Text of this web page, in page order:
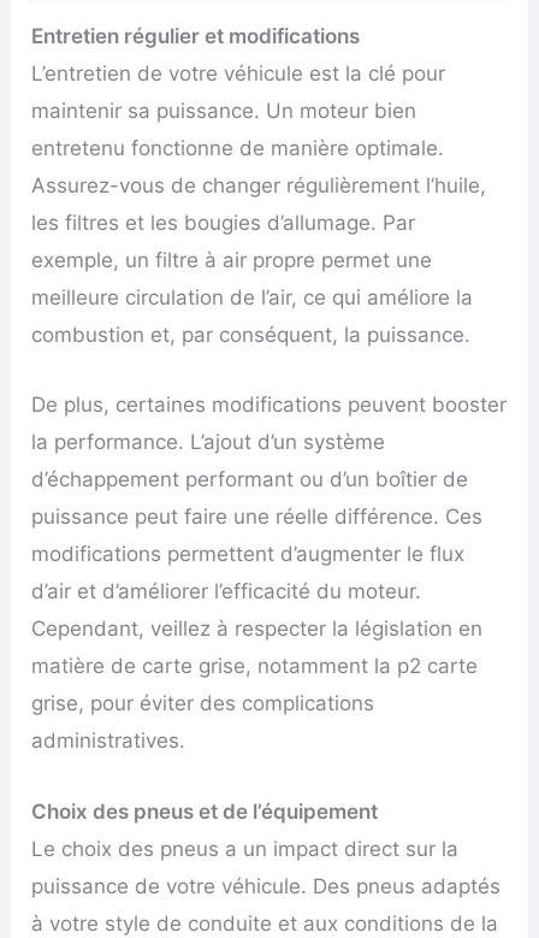
Entretien régulier et modifications
L’entretien de votre véhicule est la clé pour
maintenir sa puissance. Un moteur bien
entretenu fonctionne de manière optimale.
Assurez-vous de changer régulièrement l’huile,
les filtres et les bougies d’allumage. Par
exemple, un filtre à air propre permet une
meilleure circulation de l’air, ce qui améliore la
combustion et, par conséquent, la puissance.
De plus, certaines modifications peuvent booster
la performance. L’ajout d’un système
d’échappement performant ou d’un boîtier de
puissance peut faire une réelle différence. Ces
modifications permettent d’augmenter le flux
d’air et d’améliorer l’efficacité du moteur.
Cependant, veillez à respecter la législation en
matière de carte grise, notamment la p2 carte
grise, pour éviter des complications
administratives.
Choix des pneus et de l’équipement
Le choix des pneus a un impact direct sur la
puissance de votre véhicule. Des pneus adaptés
à votre style de conduite et aux conditions de la